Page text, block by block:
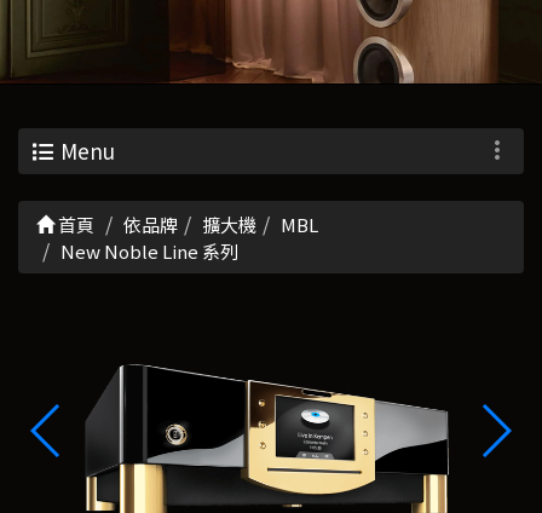
Menu
首頁 依品牌 擴大機
MBL
New Noble Line 系列